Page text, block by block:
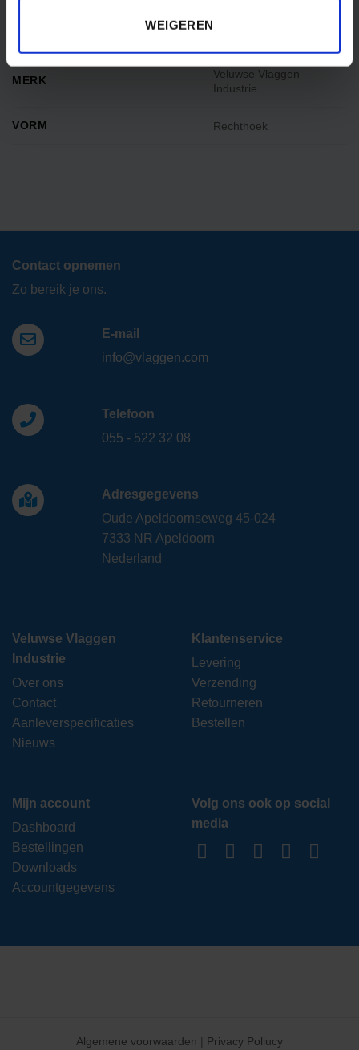
WEIGEREN
MERK
Veluwse Vlaggen
Industrie
VORM Rechthoek
Contact opnemen
Zo bereik je ons.
E-mail
info@vlaggen.com
Telefoon
055 - 522 32 08
Adresgegevens
Oude Apeldoornseweg 45-024
7333 NR Apeldoorn
Nederland
Veluwse Vlaggen
Industrie
Over ons
Contact
Aanleverspecificaties
Nieuws
Klantenservice
Levering
Verzending
Retourneren
Bestellen
Mijn account
Dashboard
Bestellingen
Downloads
Accountgegevens
Volg ons ook op social
media
Algemene voorwaarden | Privacy Poliucy